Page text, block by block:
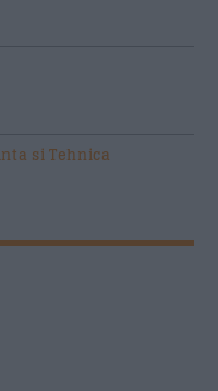
si Tehnica